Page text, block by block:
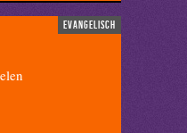
evangelisch